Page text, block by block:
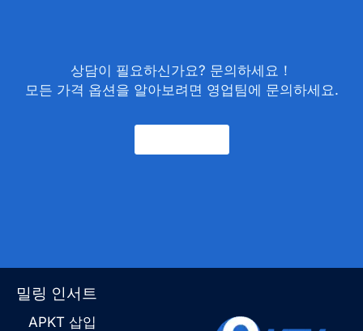
상담이 필요하신가요? 문의하세요！
모든 가격 옵션을 알아보려면 영업팀에 문의하세요.
밀링 인서트
APKT 삽입